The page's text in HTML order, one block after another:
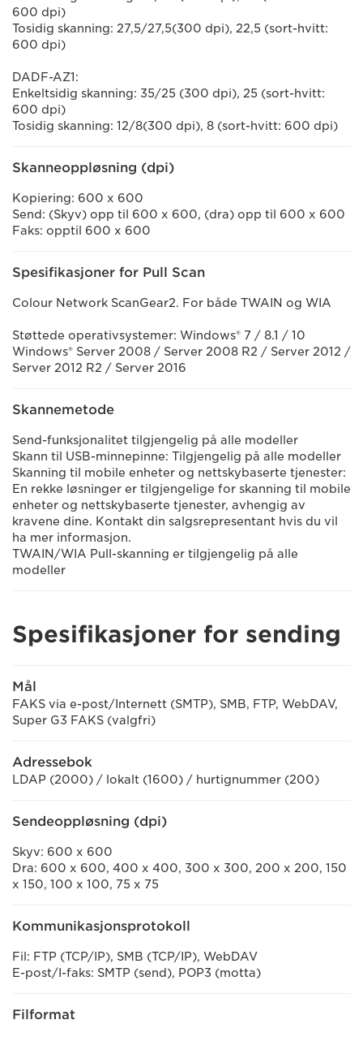
600 dpi)
Tosidig skanning: 27,5/27,5(300 dpi), 22,5 (sort-hvitt:
600 dpi)
DADF-AZ1:
Enkeltsidig skanning: 35/25 (300 dpi), 25 (sort-hvitt:
600 dpi)
Tosidig skanning: 12/8(300 dpi), 8 (sort-hvitt: 600 dpi)
Skanneoppløsning (dpi)
Kopiering: 600 x 600
Send: (Skyv) opp til 600 x 600, (dra) opp til 600 x 600
Faks: opptil 600 x 600
Spesifikasjoner for Pull Scan
Colour Network ScanGear2. For både TWAIN og WIA
Støttede operativsystemer: Windows® 7 / 8.1 / 10
Windows® Server 2008 / Server 2008 R2 / Server 2012 /
Server 2012 R2 / Server 2016
Skannemetode
Send-funksjonalitet tilgjengelig på alle modeller
Skann til USB-minnepinne: Tilgjengelig på alle modeller
Skanning til mobile enheter og nettskybaserte tjenester:
En rekke løsninger er tilgjengelige for skanning til mobile
enheter og nettskybaserte tjenester, avhengig av
kravene dine. Kontakt din salgsrepresentant hvis du vil
ha mer informasjon.
TWAIN/WIA Pull-skanning er tilgjengelig på alle
modeller
Spesifikasjoner for sending
Mål
FAKS via e-post/Internett (SMTP), SMB, FTP, WebDAV,
Super G3 FAKS (valgfri)
Adressebok
LDAP (2000) / lokalt (1600) / hurtignummer (200)
Sendeoppløsning (dpi)
Skyv: 600 x 600
Dra: 600 x 600, 400 x 400, 300 x 300, 200 x 200, 150
x 150, 100 x 100, 75 x 75
Kommunikasjonsprotokoll
Fil: FTP (TCP/IP), SMB (TCP/IP), WebDAV
E-post/I-faks: SMTP (send), POP3 (motta)
Filformat